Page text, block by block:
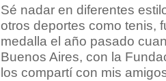
Sé nadar en diferentes
otros deportes como tenis,
medalla el año pasado
Buenos Aires, con la
los compartí con mis